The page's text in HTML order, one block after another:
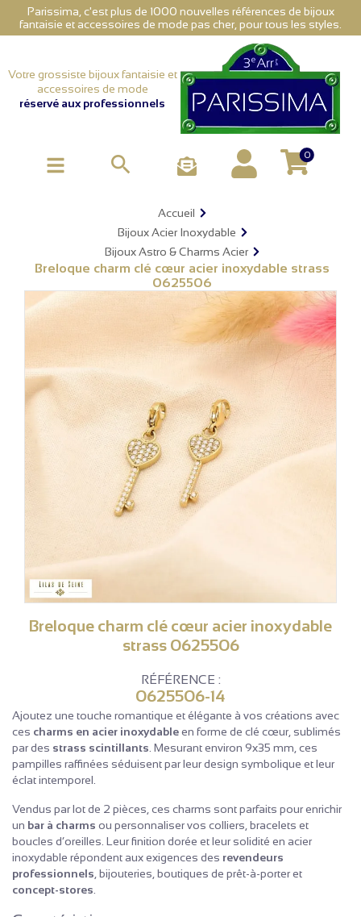
Parissima, c'est plus de 1000 nouvelles références de bijoux
fantaisie et accessoires de mode pas cher, pour tous les styles.
Votre grossiste bijoux fantaisie et
accessoires de mode
réservé aux professionnels
 0
Accueil
Bijoux Acier Inoxydable
Bijoux Astro & Charms Acier
Breloque charm clé cœur acier inoxydable strass
0625506
Breloque charm clé cœur acier inoxydable
strass 0625506
RÉFÉRENCE :
0625506-14
Ajoutez une touche romantique et élégante à vos créations avec
ces charms en acier inoxydableen forme de clé cœur, sublimés
par des strass scintillants . Mesurant environ 9x35 mm, ces
pampilles raffinées séduisent par leur design symbolique et leur
éclat intemporel.
Vendus par lot de 2 pièces, ces charms sont parfaits pour enrichir
un bar à charms ou personnaliser vos colliers, bracelets et
boucles d’oreilles. Leur finition dorée et leur solidité en acier
inoxydable répondent aux exigences des revendeurs
professionnels , bijouteries, boutiques de prêt-à-porter et
concept-stores